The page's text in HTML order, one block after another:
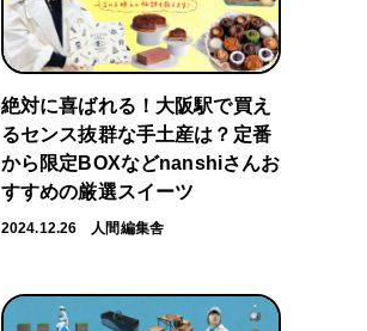
絶対に喜ばれる！大阪駅で買え
るセンス抜群な手土産は？定番
から限定BOXなどnanshiさんお
すすめの厳選スイーツ
2024.12.26 人間編集舎